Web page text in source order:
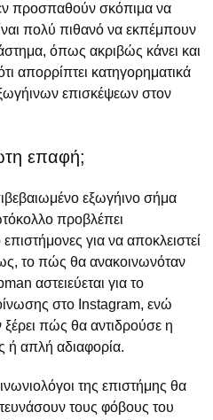
προσπαθούν σκόπιμα να
πολύ πιθανό να εκπέμπουν
όπως ακριβώς κάνει και
απορρίπτει κατηγορηματικά
επισκέψεων στον
επαφή;
εξωγήινο σήμα
προβλέπει
για να αποκλειστεί
το πώς θα ανακοινωνόταν
αστειεύεται για το
στο Instagram, ενώ
πώς θα αντιδρούσε η
ή απλή αδιαφορία.
της επιστήμης θα
τους φόβους του